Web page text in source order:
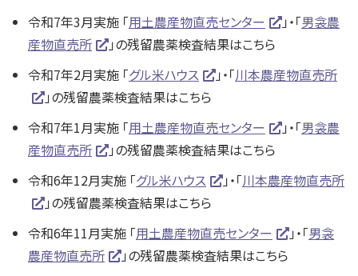
令和7年3月実施 「用土農産物直売センター 」・「男衾農
産物直売所
」の残留農薬検査結果はこちら
令和7年2月実施 「グル米ハウス 」・「川本農産物直売所
」の残留農薬検査結果はこちら
令和7年1月実施 「用土農産物直売センター 」・「男衾農
産物直売所
」の残留農薬検査結果はこちら
令和6年12月実施 「グル米ハウス 」・「川本農産物直売所
」の残留農薬検査結果はこちら
令和6年11月実施 「用土農産物直売センター 」・「男衾
農産物直売所
」の残留農薬検査結果はこちら